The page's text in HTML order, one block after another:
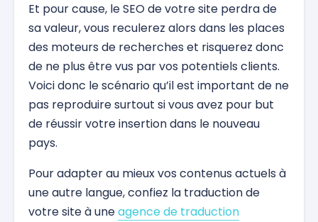
Et pour cause, le SEO de votre site perdra de
sa valeur, vous reculerez alors dans les places
des moteurs de recherches et risquerez donc
de ne plus être vus par vos potentiels clients.
Voici donc le scénario qu’il est important de ne
pas reproduire surtout si vous avez pour but
de réussir votre insertion dans le nouveau
pays.
Pour adapter au mieux vos contenus actuels à
une autre langue, confiez la traduction de
votre site à uneagence de traduction